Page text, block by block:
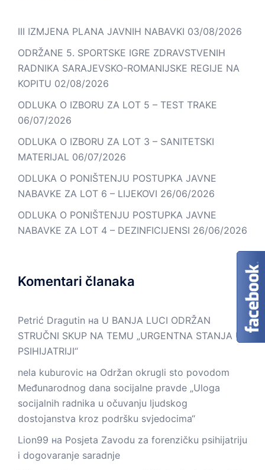
III IZMJENA PLANA JAVNIH NABAVKI 03/08/2026
ODRŽANE 5. SPORTSKE IGRE ZDRAVSTVENIH
RADNIKA SARAJEVSKO-ROMANIJSKE REGIJE NA
KOPITU 02/08/2026
ODLUKA O IZBORU ZA LOT 5 – TEST TRAKE
06/07/2026
ODLUKA O IZBORU ZA LOT 3 – SANITETSKI
MATERIJAL 06/07/2026
ODLUKA O PONIŠTENJU POSTUPKA JAVNE
NABAVKE ZA LOT 6 – LIJEKOVI 26/06/2026
ODLUKA O PONIŠTENJU POSTUPKA JAVNE
NABAVKE ZA LOT 4 – DEZINFICIJENSI 26/06/2026
Komentari članaka
Petrić Dragutin на U BANJA LUCI ODRŽAN
STRUČNI SKUP NA TEMU „URGENTNA STANJA U
PSIHIJATRIJI“
nela kuburovic на Održan okrugli sto povodom
Međunarodnog dana socijalne pravde „Uloga
socijalnih radnika u očuvanju ljudskog
dostojanstva kroz podršku svjedocima“
Lion99 на Posjeta Zavodu za forenzičku psihijatriju
i dogovaranje saradnje